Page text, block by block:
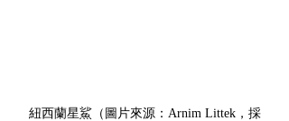
紐西蘭星鯊（圖片來源：Arnim Littek，採